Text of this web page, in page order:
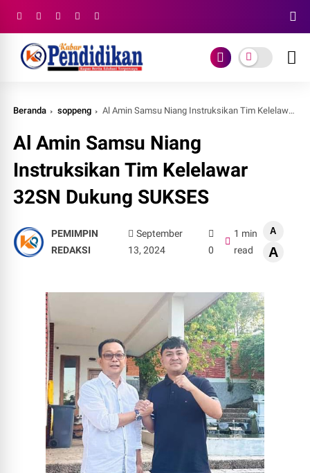
Beranda soppeng Al Amin Samsu Niang Instruksikan Tim Kelelawar 32SN Dukung SUKSES
Al Amin Samsu Niang
Instruksikan Tim Kelelawar
32SN Dukung SUKSES
PEMIMPIN
REDAKSI
September
13, 2024
0
1 min
read
A
A